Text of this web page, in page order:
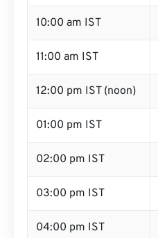
10:00 am IST
11:00 am IST
12:00 pm IST (noon)
01:00 pm IST
02:00 pm IST
03:00 pm IST
04:00 pm IST